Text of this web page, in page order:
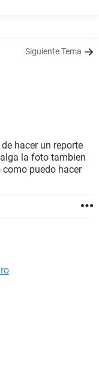
Siguiente Tema
hacer un reporte
la foto tambien
puedo hacer